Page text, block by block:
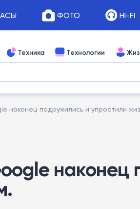
ФОТО HI-FI
Техника Технологии
наконец подружились и упростили
наконец